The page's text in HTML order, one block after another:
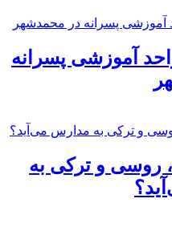
آموزشی پسرانه
روسی و ترکی به